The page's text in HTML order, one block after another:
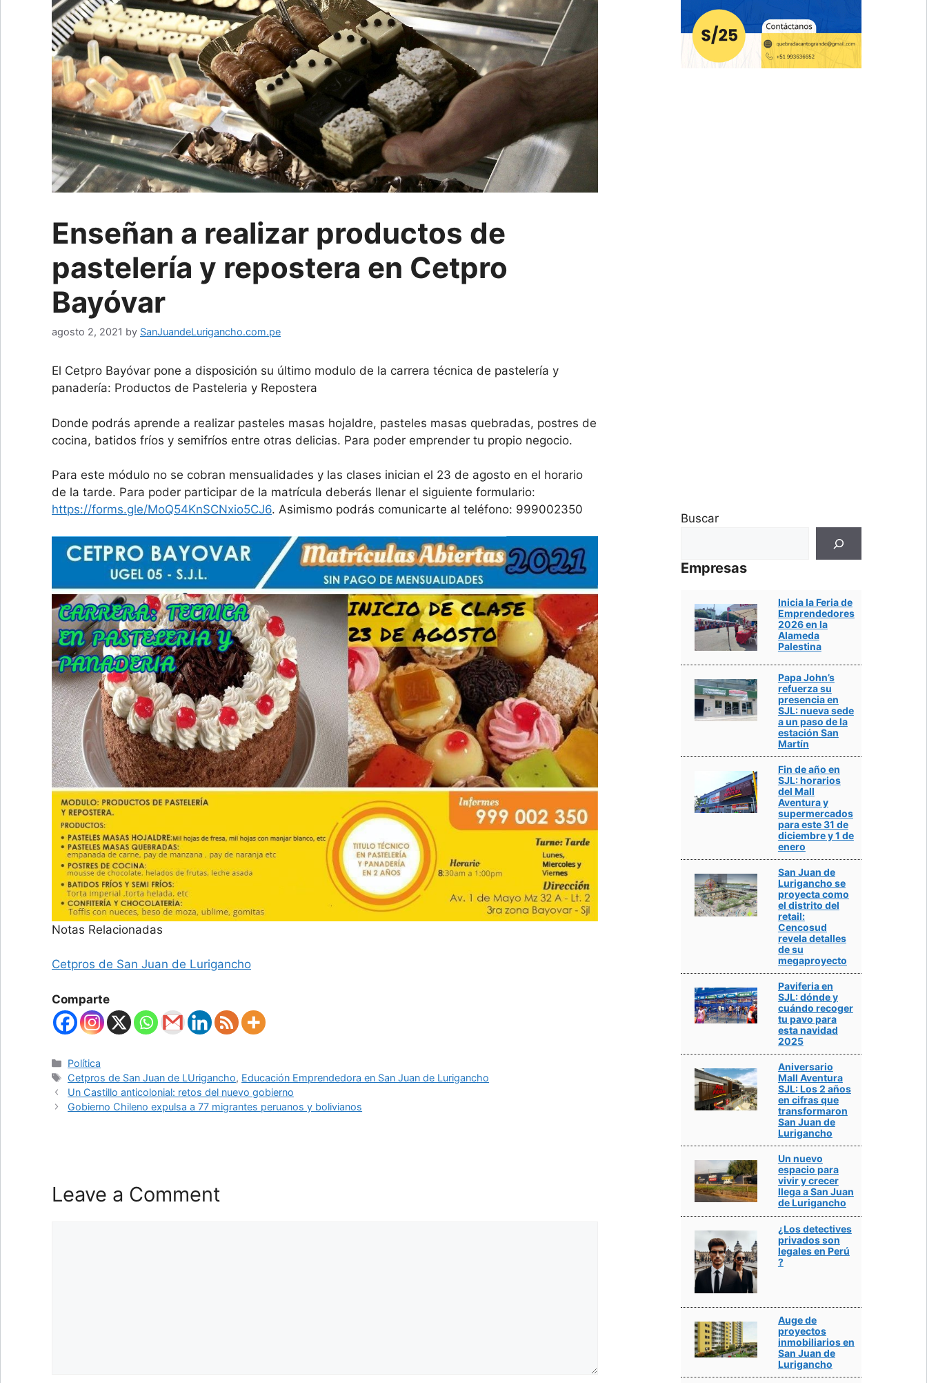
Enseñan a realizar productos de
pastelería y repostera en Cetpro
Bayóvar
agosto 2, 2021 by SanJuandeLurigancho.com.pe
El Cetpro Bayóvar pone a disposición su último modulo de la carrera técnica de pastelería y
panadería: Productos de Pasteleria y Repostera
Donde podrás aprende a realizar pasteles masas hojaldre, pasteles masas quebradas, postres de
cocina, batidos fríos y semifríos entre otras delicias. Para poder emprender tu propio negocio.
Para este módulo no se cobran mensualidades y las clases inician el 23 de agosto en el horario
de la tarde. Para poder participar de la matrícula deberás llenar el siguiente formulario:
https://forms.gle/MoQ54KnSCNxio5CJ6. Asimismo podrás comunicarte al teléfono: 999002350
Notas Relacionadas
Cetpros de San Juan de Lurigancho
Comparte
Categories
Política
Tags
Cetpros de San Juan de LUrigancho, Educación Emprendedora en San Juan de Lurigancho
Un Castillo anticolonial: retos del nuevo gobierno
Gobierno Chileno expulsa a 77 migrantes peruanos y bolivianos
Leave a Comment
Buscar
Empresas
Inicia la Feria de
Emprendedores
2026 en la
Alameda
Palestina
Papa John’s
refuerza su
presencia en
SJL: nueva sede
a un paso de la
estación San
Martín
Fin de año en
SJL: horarios
del Mall
Aventura y
supermercados
para este 31 de
diciembre y 1 de
enero
San Juan de
Lurigancho se
proyecta como
el distrito del
retail:
Cencosud
revela detalles
de su
megaproyecto
Paviferia en
SJL: dónde y
cuándo recoger
tu pavo para
esta navidad
2025
Aniversario
Mall Aventura
SJL: Los 2 años
en cifras que
transformaron
San Juan de
Lurigancho
Un nuevo
espacio para
vivir y crecer
llega a San Juan
de Lurigancho
¿Los detectives
privados son
legales en Perú
?
Auge de
proyectos
inmobiliarios en
San Juan de
Lurigancho